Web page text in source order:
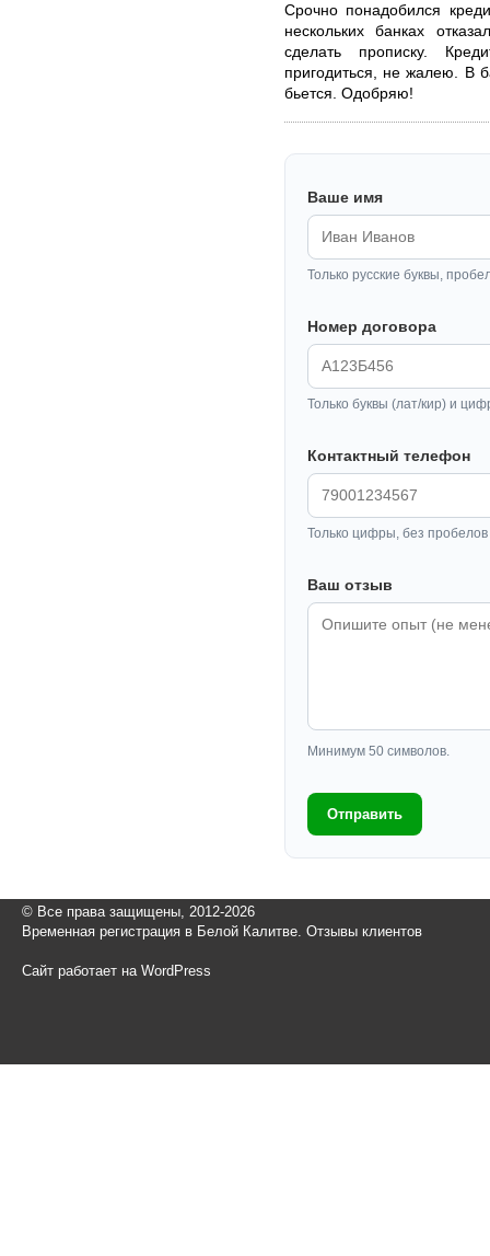
Срочно понадобился
нескольких банках
сделать прописку.
пригодиться, не жалею. В
бьется. Одобряю!
Ваше имя
Только русские буквы,
Номер договора
Только буквы (лат/кир) и
Контактный телефон
Только цифры, без
Ваш отзыв
Минимум 50 символов.
Отправить
© Все права защищены, 2012-2026
Временная регистрация в Белой Калитве. Отзывы клиентов
Сайт работает на WordPress